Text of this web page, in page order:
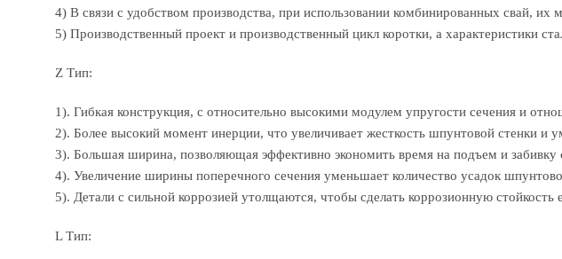
4) В связи с удобством производства, при использовании комбинированных свай, их
5) Производственный проект и производственный цикл коротки, а характеристики
Z Тип:
1). Гибкая конструкция, с относительно высокими модулем упругости сечения и
2). Более высокий момент инерции, что увеличивает жесткость шпунтовой стенки
3). Большая ширина, позволяющая эффективно экономить время на подъем и забивку
4). Увеличение ширины поперечного сечения уменьшает количество усадок
5). Детали с сильной коррозией утолщаются, чтобы сделать коррозионную
L Тип: